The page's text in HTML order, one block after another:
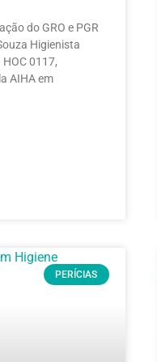
do GRO e PGR
Higienista
0117,
AIHA em
PERÍCIAS